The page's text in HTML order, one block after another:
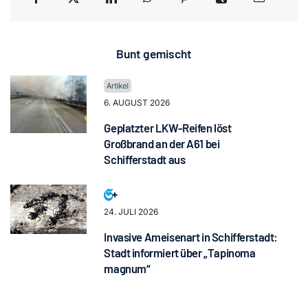
Bunt gemischt
6. AUGUST 2026
Geplatzter LKW-Reifen löst
Großbrand an der A61 bei
Schifferstadt aus
24. JULI 2026
Invasive Ameisenart in Schifferstadt:
Stadt informiert über „Tapinoma
magnum“